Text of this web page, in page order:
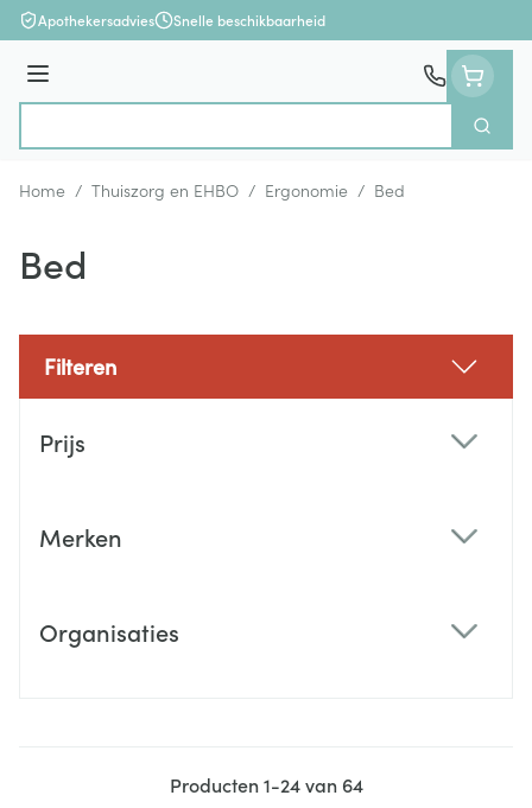
Ga naar de inhoud
Apothekersadvies Snelle beschikbaarheid
Menu
Zoek
Home / Thuiszorg en EHBO / Ergonomie / Bed
Bed
Filteren
Prijs
Merken
Organisaties
Producten1-24van 64